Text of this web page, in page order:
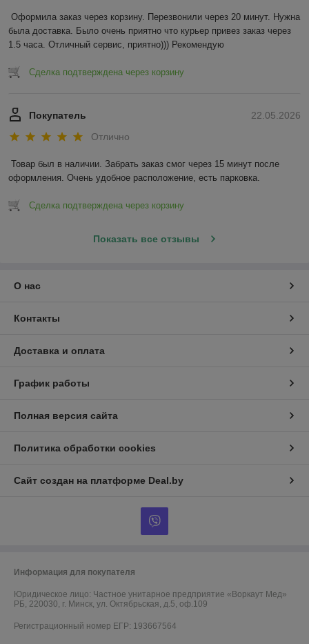
Оформила заказ через корзину. Перезвонили через 20 минут. Нужна
была доставка. Было очень приятно что курьер привез заказ через
1.5 часа. Отличный сервис, приятно))) Рекомендую
Сделка подтверждена через корзину
22.05.2026
Покупатель
Отлично
Товар был в наличии. Забрать заказ смог через 15 минут после
оформления. Очень удобное расположение, есть парковка.
Сделка подтверждена через корзину
Показать все отзывы
О нас
Контакты
Доставка и оплата
График работы
Полная версия сайта
Политика обработки cookies
Сайт создан на платформе Deal.by
Информация для покупателя
Юридическое лицо: Частное унитарное предприятие «Воркаут Мед»
РБ, 220030, г. Минск, ул. Октябрьская, д.5, оф.109
Регистрационный номер ЕГР: 193667564